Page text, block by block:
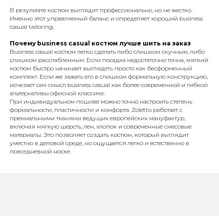
В результате костюм выглядит профессионально, но не жестко.
Именно этот управляемый баланс и определяет хороший business
casual tailoring.
Почему business casual костюм лучше шить на заказ
Business casual костюм легко сделать либо слишком скучным, либо
слишком расслабленным. Если посадка недостаточно точна, мягкий
костюм быстро начинает выглядеть просто как бесформенный
комплект. Если же зажать его в слишком формальную конструкцию,
исчезает сам смысл business casual как более современной и гибкой
альтернативы офисной классике.
При индивидуальном пошиве можно точно настроить степень
формальности, пластичности и комфорта. Zoletto работает с
премиальными тканями ведущих европейских мануфактур,
включая мягкую шерсть, лен, хлопок и современные смесовые
материалы. Это позволяет создать костюм, который выглядит
уместно в деловой среде, но ощущается легко и естественно в
повседневной носке.